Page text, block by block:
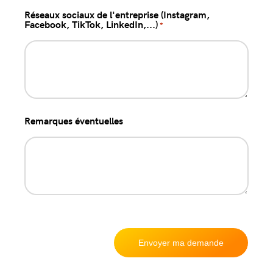
Réseaux sociaux de l'entreprise (Instagram,
Facebook, TikTok, LinkedIn,...)*
Remarques éventuelles